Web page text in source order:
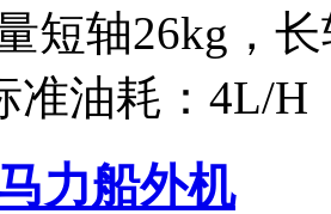
短轴26kg，
准油耗：4L/H
力船外机